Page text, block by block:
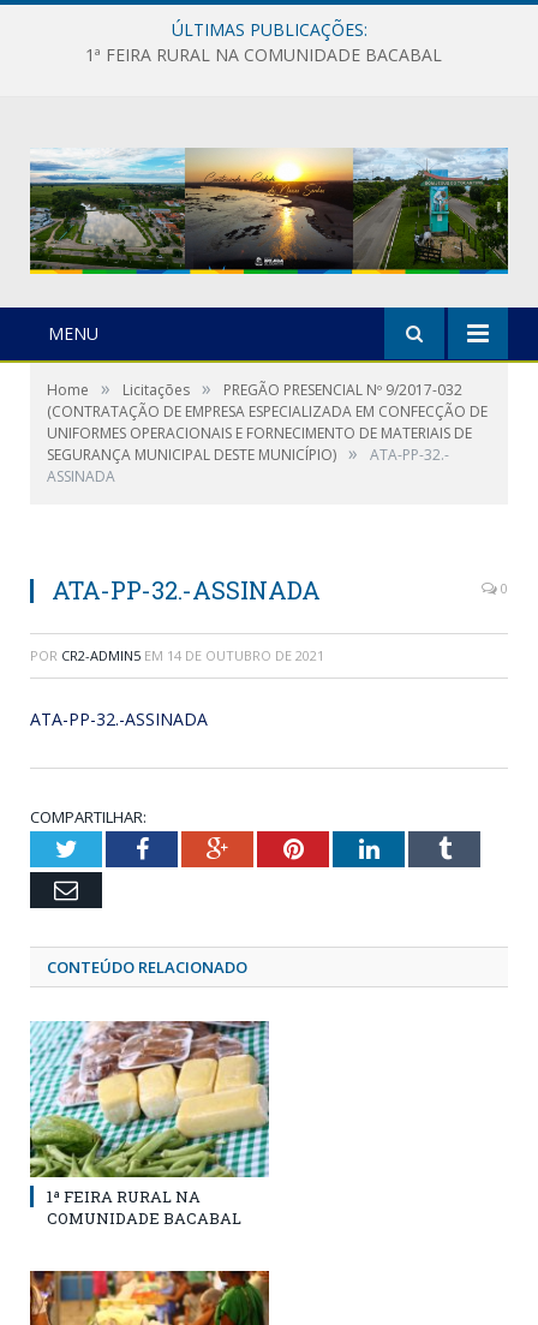
ÚLTIMAS PUBLICAÇÕES:
1ª FEIRA RURAL NA COMUNIDADE BACABAL
MENU
Home » Licitações »
PREGÃO PRESENCIAL Nº 9/2017-032
(CONTRATAÇÃO DE EMPRESA ESPECIALIZADA EM CONFECÇÃO DE
UNIFORMES OPERACIONAIS E FORNECIMENTO DE MATERIAIS DE
SEGURANÇA MUNICIPAL DESTE MUNICÍPIO) »
ATA-PP-32.-
ASSINADA
ATA-PP-32.-ASSINADA 0
POR CR2-ADMIN5 EM 14 DE OUTUBRO DE 2021
ATA-PP-32.-ASSINADA
COMPARTILHAR:
TwitterFacebookGoogle+PinterestLinkedInTumblr
Email
CONTEÚDO RELACIONADO
1ª FEIRA RURAL NA
COMUNIDADE BACABAL